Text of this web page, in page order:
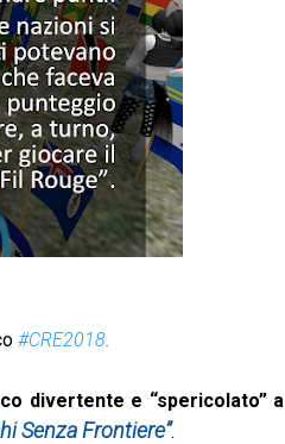
#CRE2018.
divertente e “spericolato” a
Senza Frontiere”.